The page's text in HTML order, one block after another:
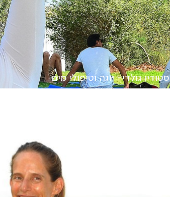
סטודיו גולדי- יוגה וטיפולי מים